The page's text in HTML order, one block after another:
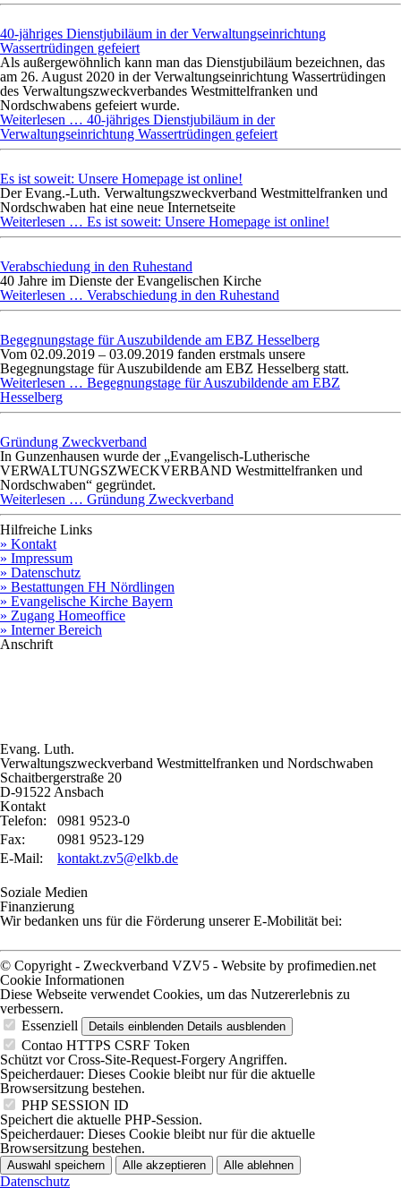
40-jähriges Dienstjubiläum in der Verwaltungseinrichtung
Wassertrüdingen gefeiert
Als außergewöhnlich kann man das Dienstjubiläum bezeichnen, das
am 26. August 2020 in der Verwaltungseinrichtung Wassertrüdingen
des Verwaltungszweckverbandes Westmittelfranken und
Nordschwabens gefeiert wurde.
Weiterlesen … 40-jähriges Dienstjubiläum in der
Verwaltungseinrichtung Wassertrüdingen gefeiert
Es ist soweit: Unsere Homepage ist online!
Der Evang.-Luth. Verwaltungszweckverband Westmittelfranken und
Nordschwaben hat eine neue Internetseite
Weiterlesen … Es ist soweit: Unsere Homepage ist online!
Verabschiedung in den Ruhestand
40 Jahre im Dienste der Evangelischen Kirche
Weiterlesen … Verabschiedung in den Ruhestand
Begegnungstage für Auszubildende am EBZ Hesselberg
Vom 02.09.2019 – 03.09.2019 fanden erstmals unsere
Begegnungstage für Auszubildende am EBZ Hesselberg statt.
Weiterlesen … Begegnungstage für Auszubildende am EBZ
Hesselberg
Gründung Zweckverband
In Gunzenhausen wurde der „Evangelisch-Lutherische
VERWALTUNGSZWECKVERBAND Westmittelfranken und
Nordschwaben“ gegründet.
Weiterlesen … Gründung Zweckverband
Hilfreiche Links
» Kontakt
» Impressum
» Datenschutz
» Bestattungen FH Nördlingen
» Evangelische Kirche Bayern
» Zugang Homeoffice
» Interner Bereich
Anschrift
Evang. Luth.
Verwaltungszweckverband Westmittelfranken und Nordschwaben
Schaitbergerstraße 20
D-91522 Ansbach
Kontakt
Telefon:
0981 9523-0
Fax:
0981 9523-129
E-Mail:
kontakt.zv5@elkb.de
Soziale Medien
Finanzierung
Wir bedanken uns für die Förderung unserer E-Mobilität bei:
© Copyright - Zweckverband VZV5 - Website by profimedien.net
Cookie Informationen
Diese Webseite verwendet Cookies, um das Nutzererlebnis zu
verbessern.
Essenziell
Details einblenden Details ausblenden
Contao HTTPS CSRF Token
Schützt vor Cross-Site-Request-Forgery Angriffen.
Speicherdauer: Dieses Cookie bleibt nur für die aktuelle
Browsersitzung bestehen.
PHP SESSION ID
Speichert die aktuelle PHP-Session.
Speicherdauer: Dieses Cookie bleibt nur für die aktuelle
Browsersitzung bestehen.
Auswahl speichern Alle akzeptieren Alle ablehnen
Datenschutz